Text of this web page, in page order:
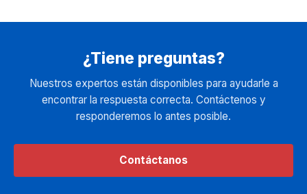
¿Tiene preguntas?
Nuestros expertos están disponibles para ayudarle a
encontrar la respuesta correcta. Contáctenos y
responderemos lo antes posible.
Contáctanos